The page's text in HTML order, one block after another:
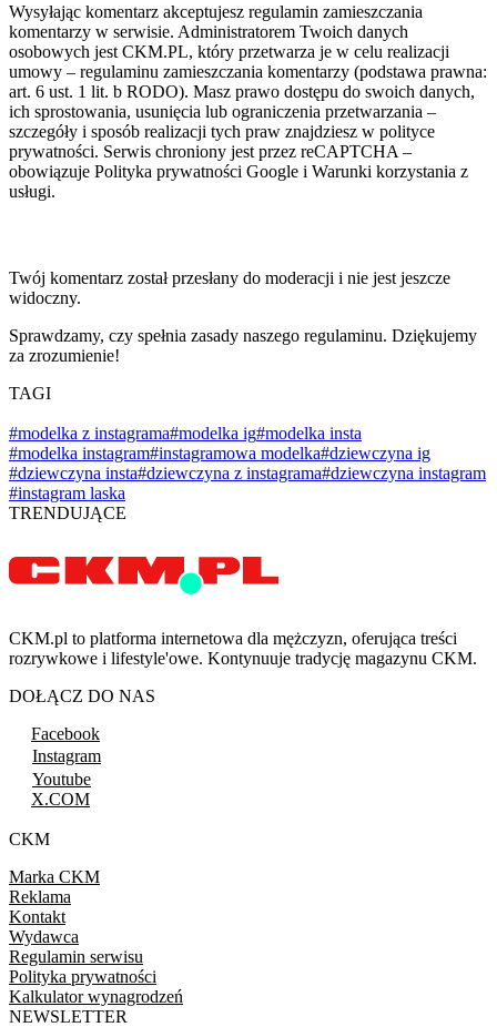
Wysyłając komentarz akceptujesz regulamin zamieszczania
komentarzy w serwisie. Administratorem Twoich danych
osobowych jest CKM.PL, który przetwarza je w celu realizacji
umowy – regulaminu zamieszczania komentarzy (podstawa prawna:
art. 6 ust. 1 lit. b RODO). Masz prawo dostępu do swoich danych,
ich sprostowania, usunięcia lub ograniczenia przetwarzania –
szczegóły i sposób realizacji tych praw znajdziesz w polityce
prywatności. Serwis chroniony jest przez reCAPTCHA –
obowiązuje Polityka prywatności Google i Warunki korzystania z
usługi.
Twój komentarz został przesłany do moderacji i nie jest jeszcze
widoczny.
Sprawdzamy, czy spełnia zasady naszego regulaminu. Dziękujemy
za zrozumienie!
TAGI
#modelka z instagrama#modelka ig#modelka insta
#modelka instagram#instagramowa modelka#dziewczyna ig
#dziewczyna insta#dziewczyna z instagrama#dziewczyna instagram
#instagram laska
TRENDUJĄCE
CKM.pl to platforma internetowa dla mężczyzn, oferująca treści
rozrywkowe i lifestyle'owe. Kontynuuje tradycję magazynu CKM.
DOŁĄCZ DO NAS
Facebook
Instagram
Youtube
X.COM
CKM
Marka CKM
Reklama
Kontakt
Wydawca
Regulamin serwisu
Polityka prywatności
Kalkulator wynagrodzeń
NEWSLETTER